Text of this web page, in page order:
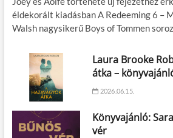
éldekorált kiadásban A Redeeming 6 –
Walsh nagysikerű Boys of Tommen
Laura Brooke
átka –
2026.06.15.
Könyvajánló:
vér